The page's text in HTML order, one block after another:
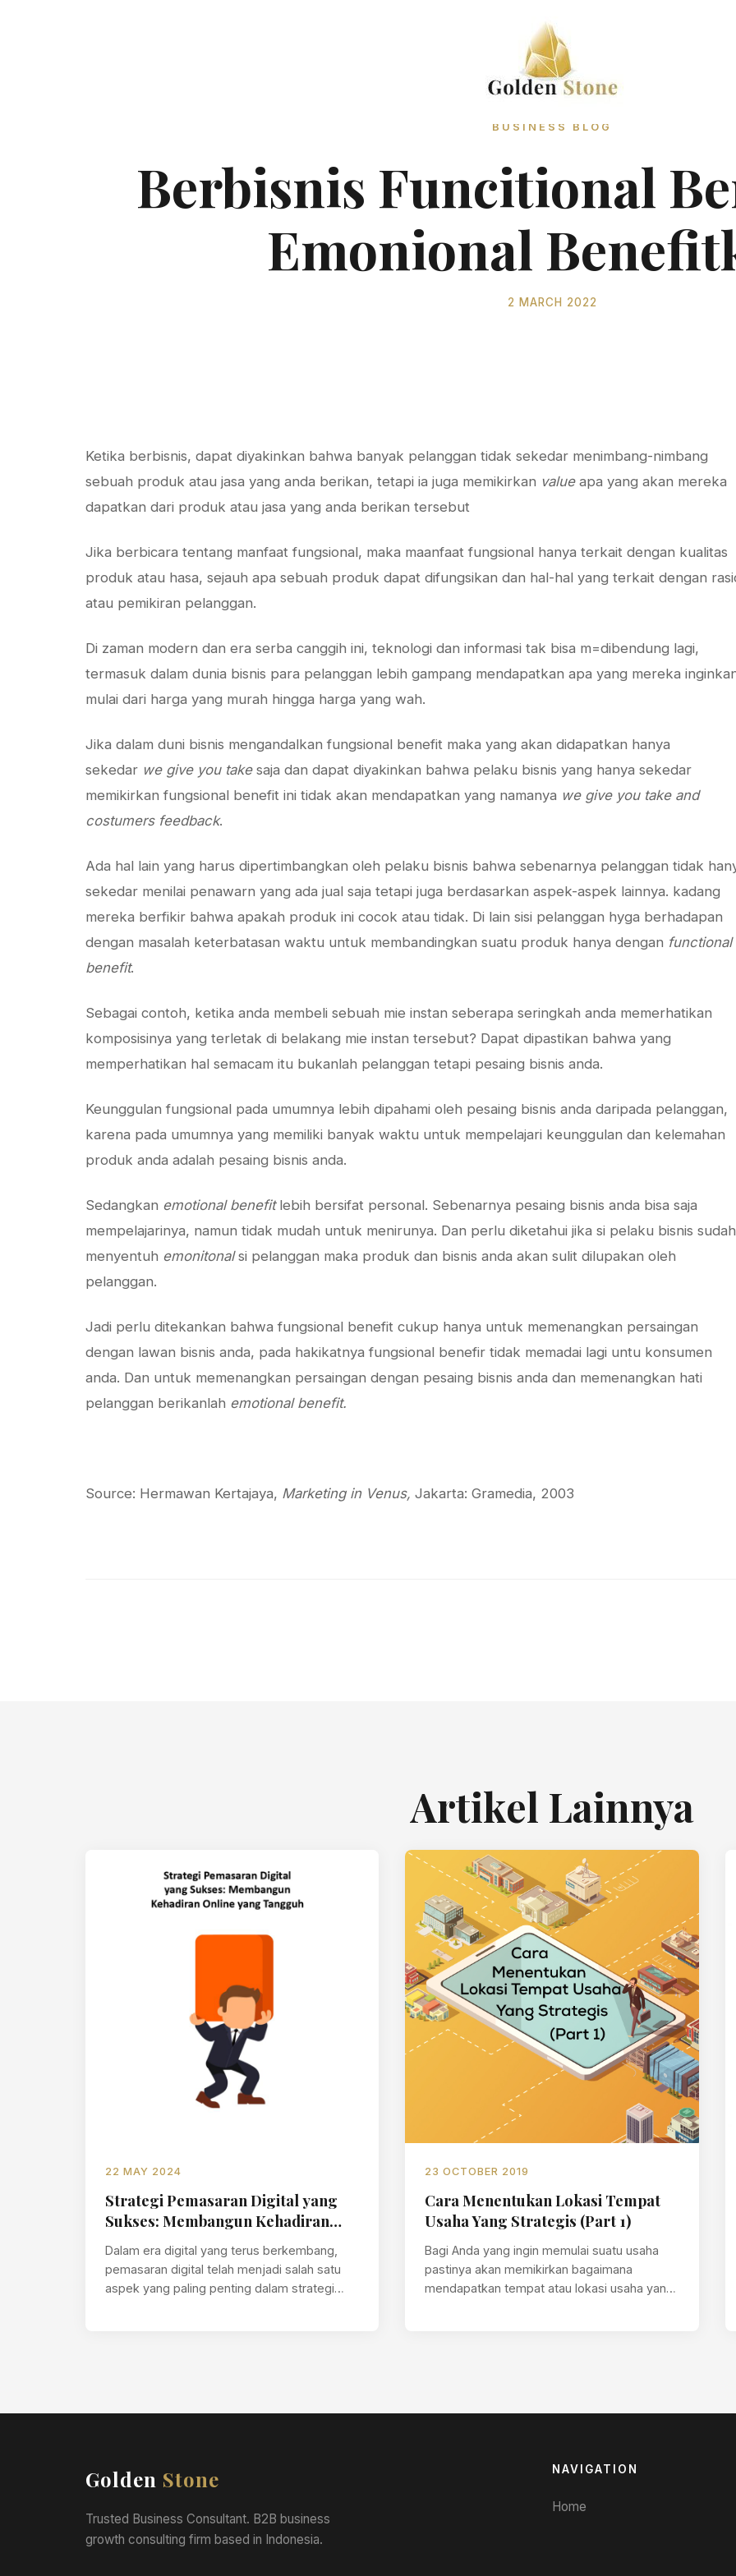
BUSINESS BLOG
Berbisnis Funcitional
Emonional
2 MARCH 2022
Ketika berbisnis, dapat diyakinkan bahwa banyak pelanggan tidak sekedar menimbang-nimbang
sebuah produk atau jasa yang anda berikan, tetapi ia juga memikirkan valueapa yang akan mereka
dapatkan dari produk atau jasa yang anda berikan tersebut
Jika berbicara tentang manfaat fungsional, maka maanfaat fungsional hanya terkait dengan kualitas
produk atau hasa, sejauh apa sebuah produk dapat difungsikan dan hal-hal yang terkait dengan
atau pemikiran pelanggan.
Di zaman modern dan era serba canggih ini, teknologi dan informasi tak bisa m=dibendung lagi,
termasuk dalam dunia bisnis para pelanggan lebih gampang mendapatkan apa yang mereka
mulai dari harga yang murah hingga harga yang wah.
Jika dalam duni bisnis mengandalkan fungsional benefit maka yang akan didapatkan hanya
sekedar we give you takesaja dan dapat diyakinkan bahwa pelaku bisnis yang hanya sekedar
memikirkan fungsional benefit ini tidak akan mendapatkan yang namanya we give you take and
costumers feedback.
Ada hal lain yang harus dipertimbangkan oleh pelaku bisnis bahwa sebenarnya pelanggan tidak
sekedar menilai penawarn yang ada jual saja tetapi juga berdasarkan aspek-aspek lainnya. kadang
mereka berfikir bahwa apakah produk ini cocok atau tidak. Di lain sisi pelanggan hyga berhadapan
dengan masalah keterbatasan waktu untuk membandingkan suatu produk hanya dengan functional
benefit.
Sebagai contoh, ketika anda membeli sebuah mie instan seberapa seringkah anda memerhatikan
komposisinya yang terletak di belakang mie instan tersebut? Dapat dipastikan bahwa yang
memperhatikan hal semacam itu bukanlah pelanggan tetapi pesaing bisnis anda.
Keunggulan fungsional pada umumnya lebih dipahami oleh pesaing bisnis anda daripada pelanggan,
karena pada umumnya yang memiliki banyak waktu untuk mempelajari keunggulan dan kelemahan
produk anda adalah pesaing bisnis anda.
Sedangkan emotional benefitlebih bersifat personal. Sebenarnya pesaing bisnis anda bisa saja
mempelajarinya, namun tidak mudah untuk menirunya. Dan perlu diketahui jika si pelaku bisnis sudah
menyentuh emonitonalsi pelanggan maka produk dan bisnis anda akan sulit dilupakan oleh
pelanggan.
Jadi perlu ditekankan bahwa fungsional benefit cukup hanya untuk memenangkan persaingan
dengan lawan bisnis anda, pada hakikatnya fungsional benefir tidak memadai lagi untu konsumen
anda. Dan untuk memenangkan persaingan dengan pesaing bisnis anda dan memenangkan hati
pelanggan berikanlah emotional benefit.
Source: Hermawan Kertajaya, Marketing in Venus, Jakarta: Gramedia, 2003
Artikel Lainnya
22 MAY 2024
Strategi Pemasaran Digital yang
Sukses: Membangun Kehadiran
Online yang Tangguh
Dalam era digital yang terus berkembang,
pemasaran digital telah menjadi salah satu
aspek yang paling penting dalam strategi
23 OCTOBER 2019
Cara Menentukan Lokasi Tempat
Usaha Yang Strategis (Part 1)
Bagi Anda yang ingin memulai suatu usaha
pastinya akan memikirkan bagaimana
mendapatkan tempat atau lokasi usaha yang
Golden Stone
Trusted Business Consultant. B2B business
growth consulting firm based in Indonesia.
NAVIGATION
Home